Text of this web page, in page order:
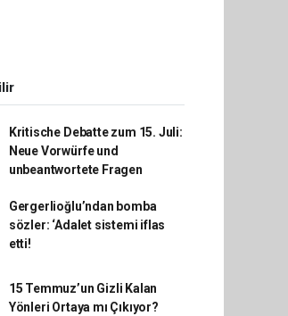
Kritische Debatte zum 15. Juli:
Neue Vorwürfe und
unbeantwortete Fragen
Gergerlioğlu’ndan bomba
sözler: ‘Adalet sistemi iflas
etti!
15 Temmuz’un Gizli Kalan
Yönleri Ortaya mı Çıkıyor?